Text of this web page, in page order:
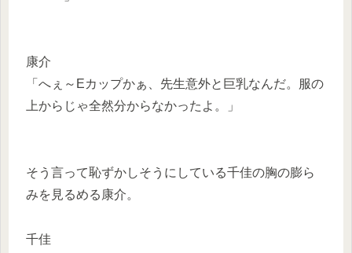
康介
「へぇ～Eカップかぁ、先生意外と巨乳なんだ。服の
上からじゃ全然分からなかったよ。」
そう言って恥ずかしそうにしている千佳の胸の膨ら
みを見るめる康介。
千佳